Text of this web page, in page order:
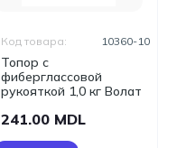
Топор с
фиберглассовой
рукояткой 1,0 кг Волат
Код товара: 10360-10
241.00 MDL